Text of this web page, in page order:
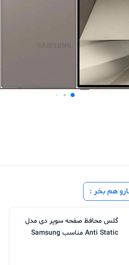
هم بخر :
گلس محافظ صفحه سوپر دی مدل
Anti Static مناسب Samsung